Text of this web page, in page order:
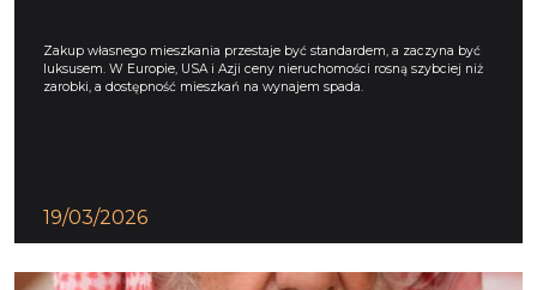
Zakup własnego mieszkania przestaje być standardem, a zaczyna być
luksusem. W Europie, USA i Azji ceny nieruchomości rosną szybciej niż
zarobki, a dostępność mieszkań na wynajem spada.
19/03/2026